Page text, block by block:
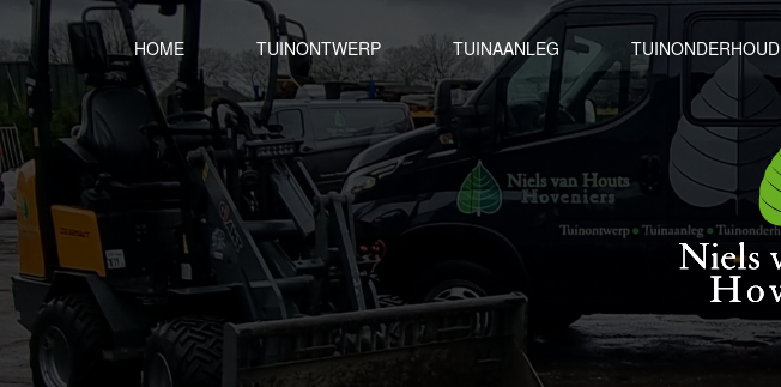
HOME TUINONTWERP TUINAANLEG TUINONDERHOUD